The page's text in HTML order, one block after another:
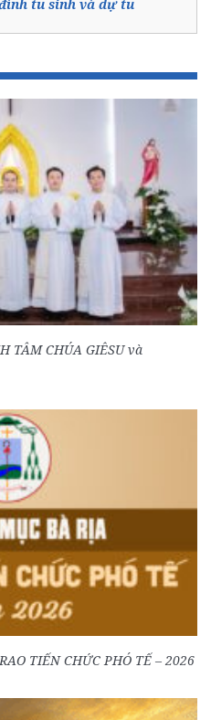
tu sinh và dự tu
TÂM CHÚA GIÊSU và
TIẾN CHỨC PHÓ TẾ – 2026